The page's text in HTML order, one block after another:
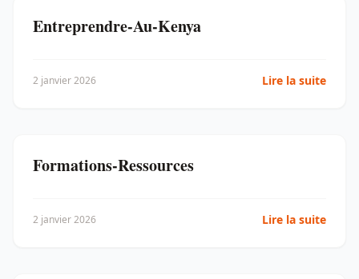
Entreprendre-Au-Kenya
2 janvier 2026 Lire la suite
Formations-Ressources
2 janvier 2026 Lire la suite